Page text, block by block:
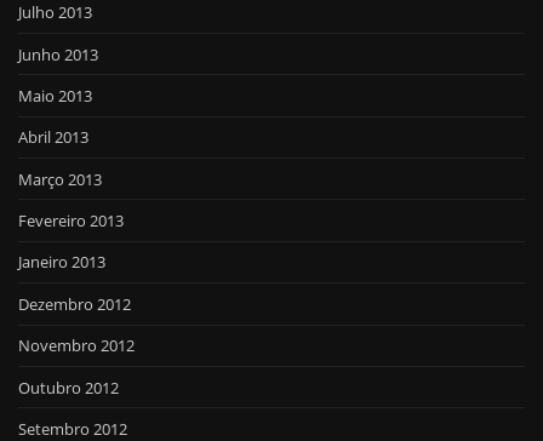
Julho 2013
Junho 2013
Maio 2013
Abril 2013
Março 2013
Fevereiro 2013
Janeiro 2013
Dezembro 2012
Novembro 2012
Outubro 2012
Setembro 2012